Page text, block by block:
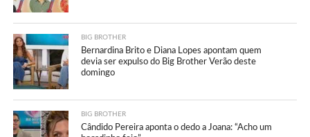
BIG BROTHER
Bernardina Brito e Diana Lopes apontam quem
devia ser expulso do Big Brother Verão deste
domingo
BIG BROTHER
Cândido Pereira aponta o dedo a Joana: “Acho um